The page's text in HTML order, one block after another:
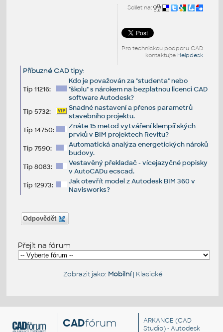
Sdílet na:
Pro technickou podporu CAD
kontaktujte Helpdesk
Příbuzné CAD tipy:
Tip 11216:
Kdo je považován za "studenta" nebo
"školu" s nárokem na bezplatnou licenci CAD
software Autodesk?
Tip 5732:
Snadné nastavení a přenos parametrů
stavebního projektu.
Tip 14750:
Znáte 15 metod vytváření klempířských
prvků v BIM projektech Revitu?
Tip 7590:
Automatická analýza energetických nároků
budovy.
Tip 8083:
Vestavěný překladač - vícejazyčné popisky
v AutoCADu ecscad.
Tip 12973:
Jak otevřít model z Autodesk BIM 360 v
Navisworks?
Odpovědět
Přejít na fórum
Zobrazit jako: Mobilní| Klasické
CADfórum ARKANCE (CAD
Studio) - Autodesk